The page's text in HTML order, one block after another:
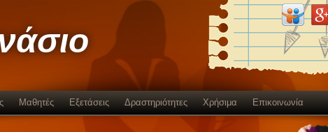
Μαθητές Εξετάσεις Δραστηριότητες Χρήσιμα Επικοινωνία